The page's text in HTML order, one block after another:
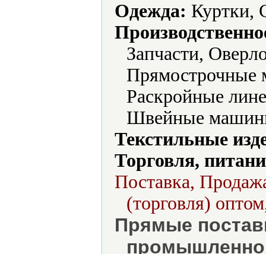
Одежда: Куртки,
Запчасти,
Раскройные
Швейные
Текстильные
Торговля,
Поставка,
(торговля)
Прямые